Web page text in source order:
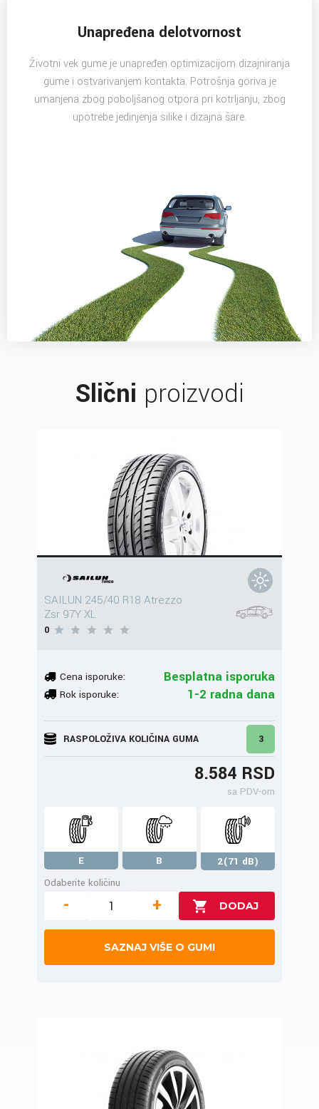
Unapređena delotvornost
Životni vek gume je unapređen optimizacijom dizajniranja
gume i ostvarivanjem kontakta. Potrošnja goriva je
umanjena zbog poboljšanog otpora pri kotrljanju, zbog
upotrebe jedinjenja silike i dizajna šare.
Slični proizvodi
SAILUN 245/40 R18 Atrezzo
Zsr 97Y XL
0
Cena isporuke: Besplatna isporuka
Rok isporuke: 1-2 radna dana
RASPOLOŽIVA KOLIČINA GUMA 3
8.584 RSD
sa PDV-om
E B
2(71 dB)
Odaberite količinu
- +
SAZNAJ VIŠE O GUMI